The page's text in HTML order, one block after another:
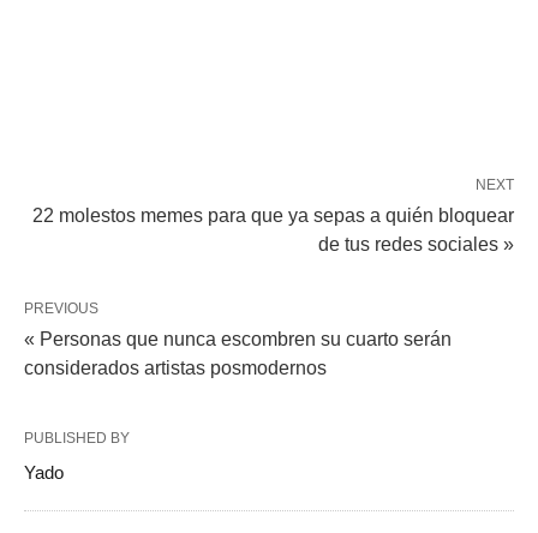
NEXT
22 molestos memes para que ya sepas a quién bloquear
de tus redes sociales »
PREVIOUS
« Personas que nunca escombren su cuarto serán
considerados artistas posmodernos
PUBLISHED BY
Yado